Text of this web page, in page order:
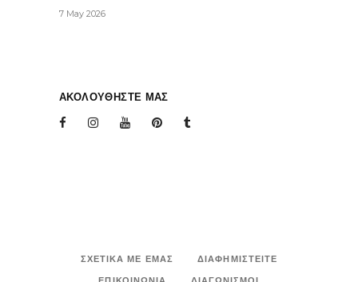
7 May 2026
ΑΚΟΛΟΥΘΗΣΤΕ ΜΑΣ
ΣΧΕΤΙΚΑ ΜΕ ΕΜΑΣ
ΔΙΑΦΗΜΙΣΤΕΙΤΕ